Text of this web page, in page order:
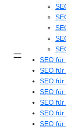
SEO für
SEO für
SEO für
SEO
SEO für
SEO für
SEO für